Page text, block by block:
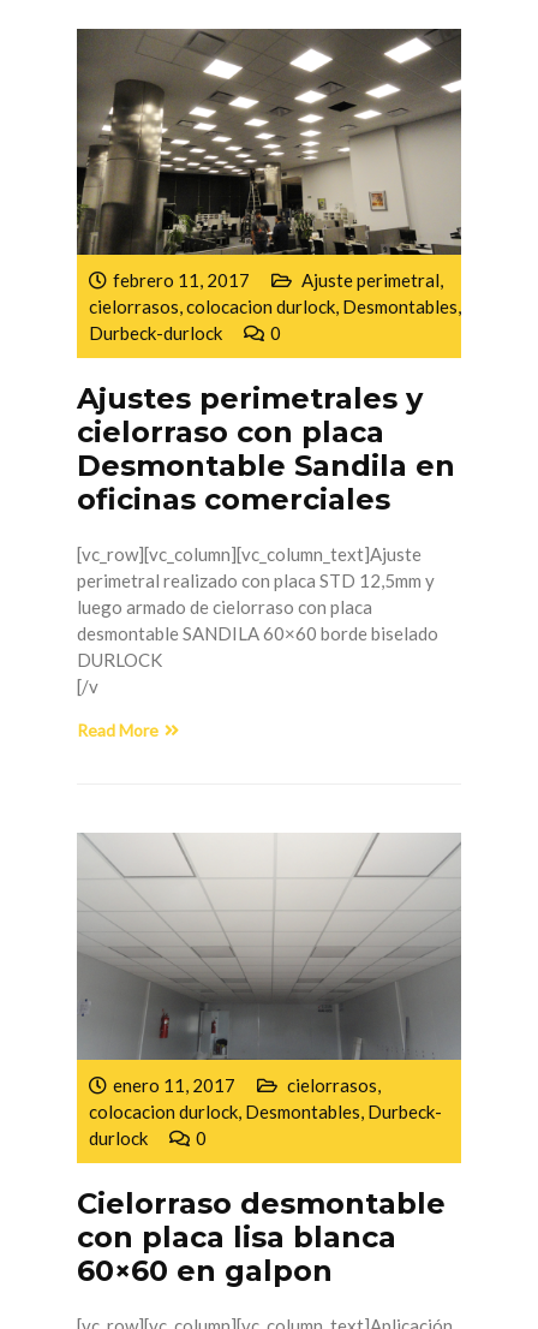
febrero 11, 2017 Ajuste perimetral,
cielorrasos,colocacion durlock, Desmontables,
Durbeck-durlock
0
Ajustes perimetrales y
cielorraso con placa
Desmontable Sandila en
oficinas comerciales
[vc_row][vc_column][vc_column_text]Ajuste
perimetral realizado con placa STD 12,5mm y
luego armado de cielorraso con placa
desmontable SANDILA 60×60 borde biselado
DURLOCK
[/v
Read More
enero 11, 2017 cielorrasos
colocacion durlock Desmontables Durbeck-
durlock
0
Cielorraso desmontable
con placa lisa blanca
60×60 en galpon